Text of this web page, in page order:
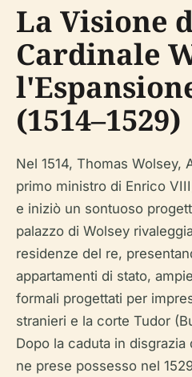
La Visione
Cardinale
(1514–1529)
Nel 1514, Thomas Wolsey,
primo ministro di Enrico
e iniziò un sontuoso
palazzo di Wolsey
residenze del re,
appartamenti di stato,
formali progettati per
stranieri e la corte Tudor
Dopo la caduta in disgrazia
ne prese possesso nel